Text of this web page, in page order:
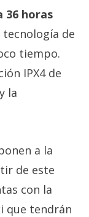
36 horas
tecnología de
tiempo.
IPX4 de
la
a la
de este
con la
que tendrán